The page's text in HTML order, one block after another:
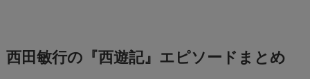
西田敏行の『西遊記』エピソードまとめ